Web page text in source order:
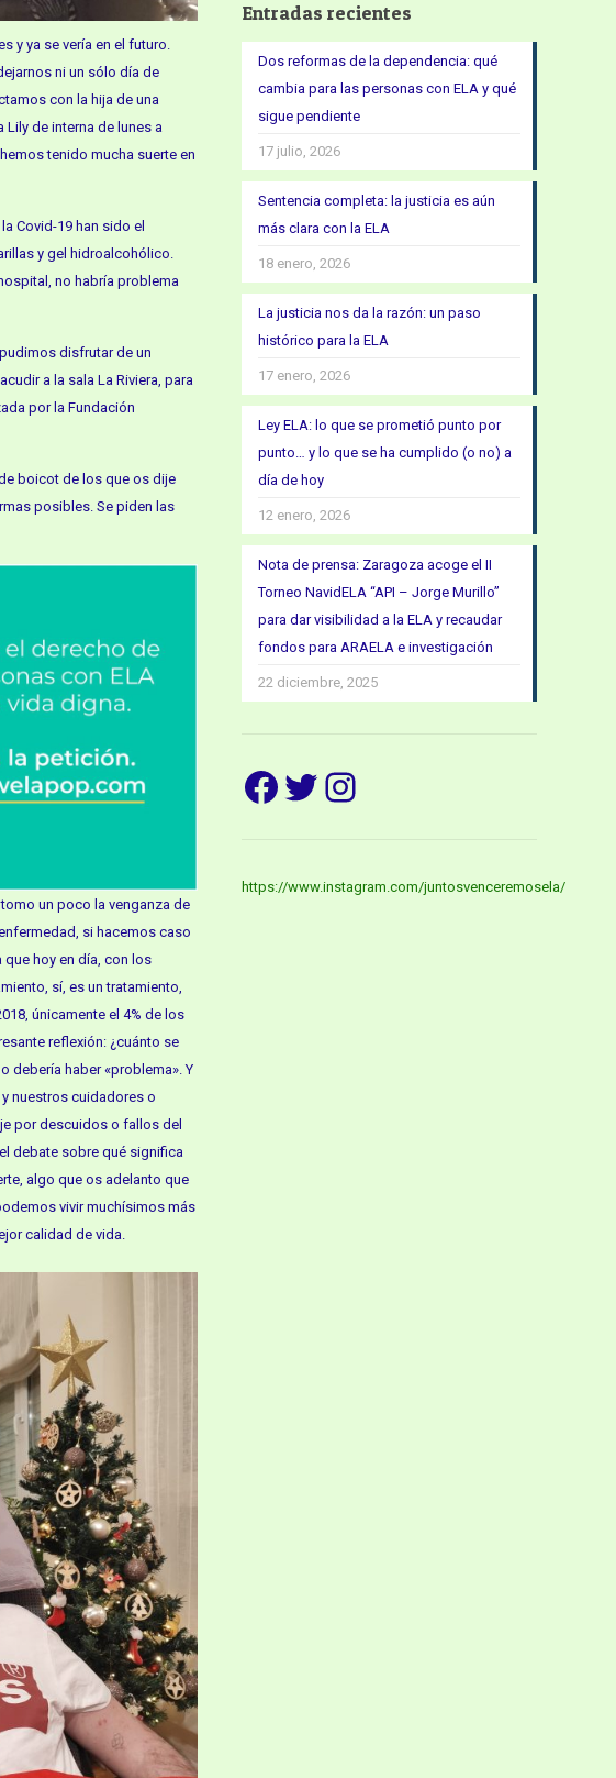
y ya se vería en el futuro.
ni un sólo día de
con la hija de una
de interna de lunes a
tenido mucha suerte en
Covid-19 han sido el
y gel hidroalcohólico.
no habría problema
disfrutar de un
a la sala La Riviera, para
por la Fundación
boicot de los que os dije
posibles. Se piden las
un poco la venganza de
si hacemos caso
hoy en día, con los
sí, es un tratamiento,
únicamente el 4% de los
reflexión: ¿cuánto se
debería haber «problema». Y
nuestros cuidadores o
por descuidos o fallos del
debate sobre qué significa
algo que os adelanto que
vivir muchísimos más
calidad de vida.
Entradas recientes
Dos reformas de la dependencia: qué
cambia para las personas con ELA y qué
sigue pendiente
17 julio, 2026
Sentencia completa: la justicia es aún
más clara con la ELA
18 enero, 2026
La justicia nos da la razón: un paso
histórico para la ELA
17 enero, 2026
Ley ELA: lo que se prometió punto por
punto… y lo que se ha cumplido (o no) a
día de hoy
12 enero, 2026
Nota de prensa: Zaragoza acoge el II
Torneo NavidELA “API – Jorge Murillo”
para dar visibilidad a la ELA y recaudar
fondos para ARAELA e investigación
22 diciembre, 2025
Facebook
Twitter
Instagram
https://www.instagram.com/juntosvenceremosela/